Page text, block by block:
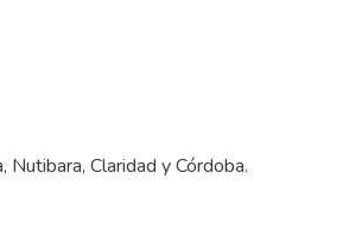
Claridad y Córdoba.